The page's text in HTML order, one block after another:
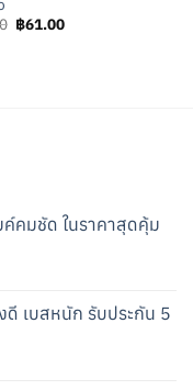
Original
price
฿61.00Current
ค์คมชัด ในราคาสุดคุ้ม
ดี เบสหนัก รับประกัน 5